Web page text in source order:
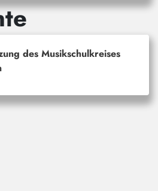
des Musikschulkreises